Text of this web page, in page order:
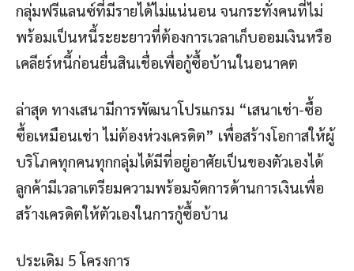
กลุ่มฟรีแลนซ์ที่มีรายได้ไม่แน่นอน จนกระทั่งคนที่ไม่
พร้อมเป็นหนี้ระยะยาวที่ต้องการเวลาเก็บออมเงินหรือ
เคลียร์หนี้ก่อนยื่นสินเชื่อเพื่อกู้ซื้อบ้านในอนาคต
ล่าสุด ทางเสนามีการพัฒนาโปรแกรม “เสนาเช่า-ซื้อ
ซื้อเหมือนเช่า ไม่ต้องห่วงเครดิต” เพื่อสร้างโอกาสให้ผู้
บริโภคทุกคนทุกกลุ่มได้มีที่อยู่อาศัยเป็นของตัวเองได้
ลูกค้ามีเวลาเตรียมความพร้อมจัดการด้านการเงินเพื่อ
สร้างเครดิตให้ตัวเองในการกู้ซื้อบ้าน
ประเดิม 5 โครงการ